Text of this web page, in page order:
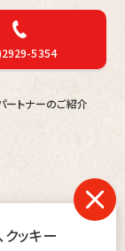
クッキー
5354
ートナーのご紹介
・ペイント等をされ